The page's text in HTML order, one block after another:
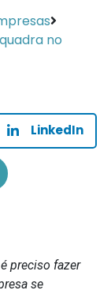
no
LinkedIn
preciso fazer
se